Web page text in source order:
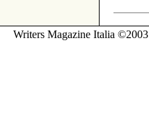
Writers Magazine Italia